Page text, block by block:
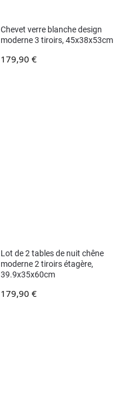
Chevet verre blanche design
moderne 3 tiroirs, 45x38x53cm
179,90 €
Lot de 2 tables de nuit chêne
moderne 2 tiroirs étagère,
39.9x35x60cm
179,90 €